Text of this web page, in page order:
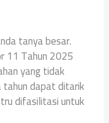
tanya besar.
11 Tahun 2025
yang tidak
dapat ditarik
difasilitasi untuk